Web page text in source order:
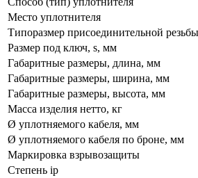
Место уплотнителя
Типоразмер присоединительной
Размер под ключ, s, мм
Габаритные размеры, длина, мм
Габаритные размеры, ширина, мм
Габаритные размеры, высота, мм
Масса изделия нетто, кг
Ø уплотняемого кабеля, мм
Ø уплотняемого кабеля по броне, мм
Маркировка взрывозащиты
Степень ip